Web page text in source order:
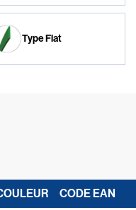
Type Flat
CODE EAN